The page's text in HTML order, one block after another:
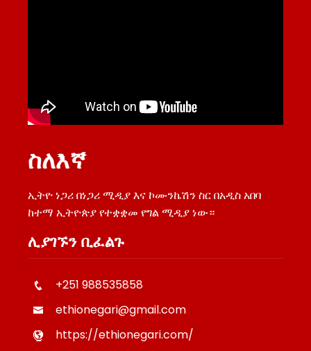
ስለእኛ
ኢትዮ ነጋሪ በነጋሪ ሚዲያ እና ኮሙንኬሽን ስር በአዲስ አበባ
ከተማ ኢትዮጵያ የተቋቋመ የግል ሚዲያ ነው።
ሊያገኙን ቢፈልጉ
+251 988535858
ethionegari@gmail.com
https://ethionegari.com/